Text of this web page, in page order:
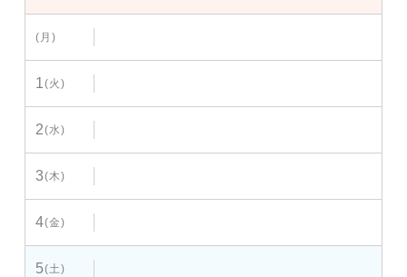
(月)
1(火)
2(水)
3(木)
4(金)
5(土)